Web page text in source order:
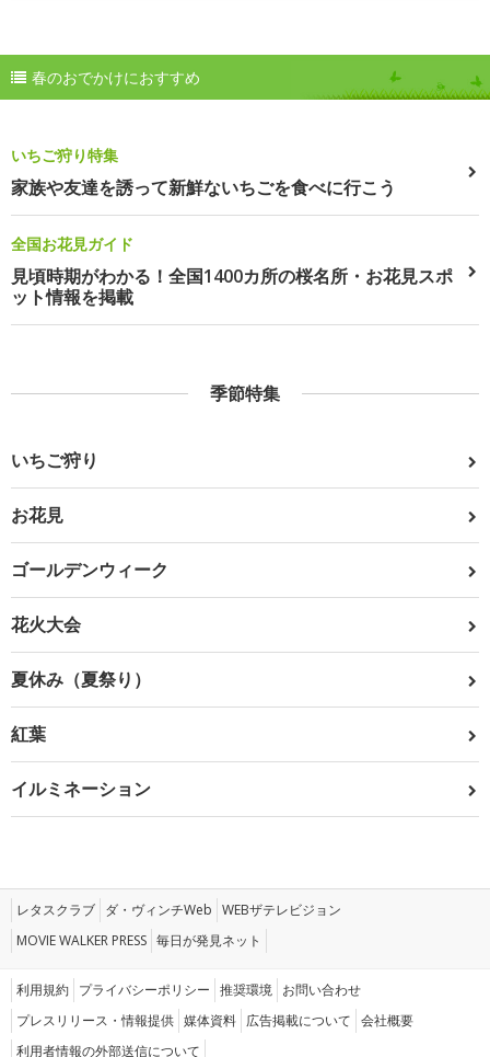
春のおでかけにおすすめ
いちご狩り特集
家族や友達を誘って新鮮ないちごを食べに行こう
全国お花見ガイド
見頃時期がわかる！全国1400カ所の桜名所・お花見スポ
ット情報を掲載
季節特集
いちご狩り
お花見
ゴールデンウィーク
花火大会
夏休み（夏祭り）
紅葉
イルミネーション
レタスクラブ ダ・ヴィンチWeb WEBザテレビジョン
MOVIE WALKER PRESS 毎日が発見ネット
利用規約 プライバシーポリシー 推奨環境 お問い合わせ
プレスリリース・情報提供 媒体資料 広告掲載について 会社概要
利用者情報の外部送信について